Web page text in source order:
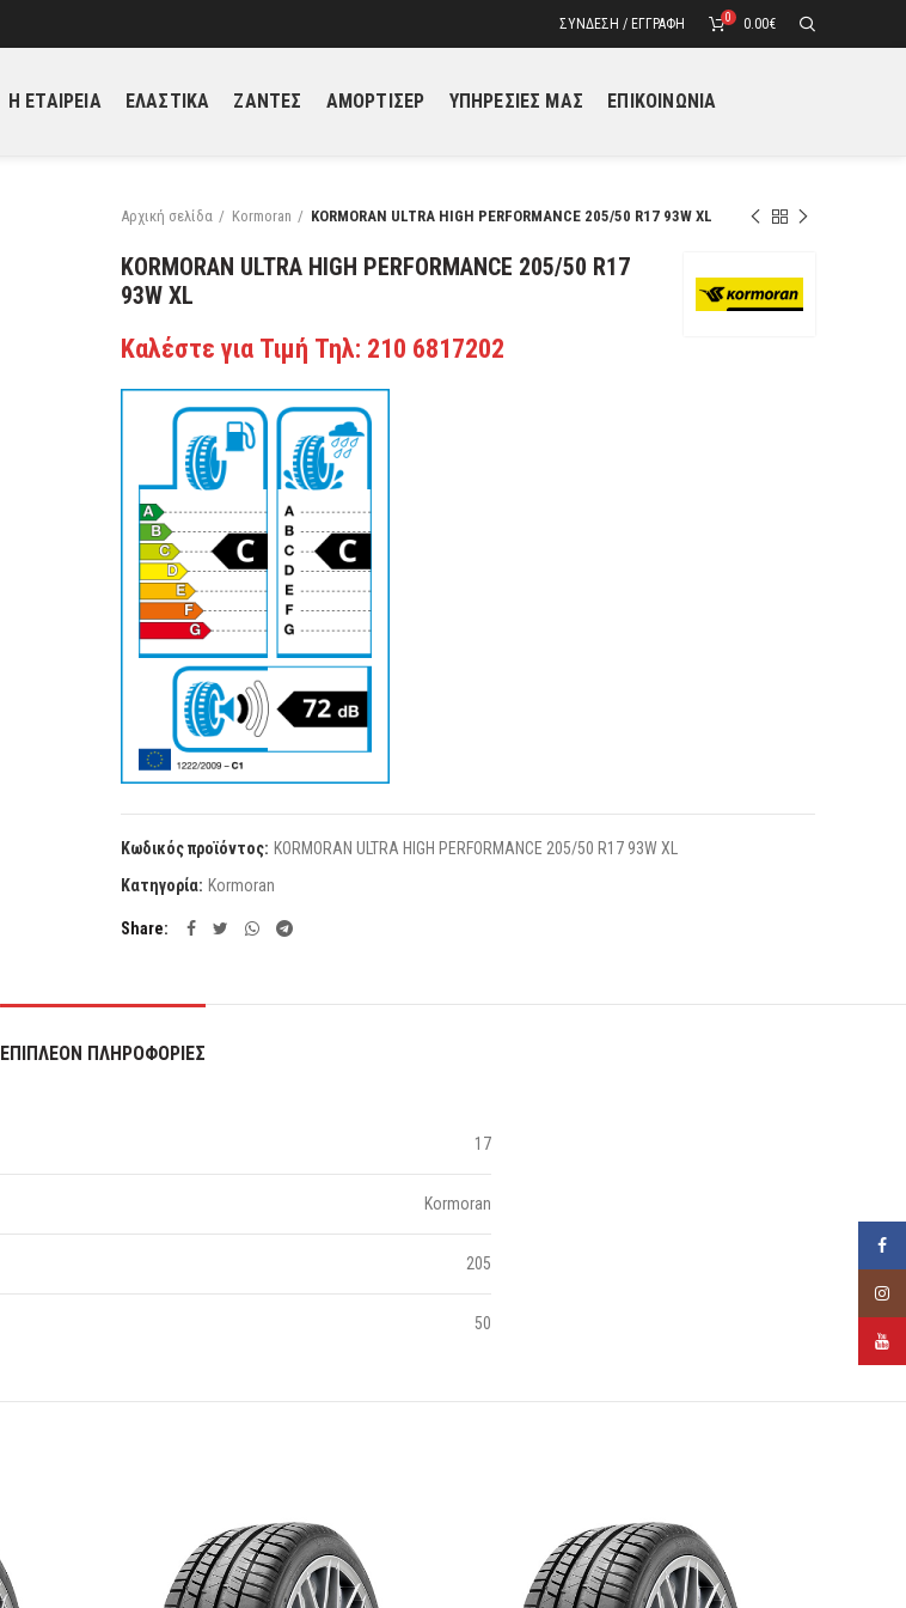
ΣΎΝΔΕΣΗ / ΕΓΓΡΑΦΉ 0 0.00€
H ΕΤΑΙΡΕΙΑ ΕΛΑΣΤΙΚΑ ΖΑΝΤΕΣ ΑΜΟΡΤΙΣΕΡ ΥΠΗΡΕΣΙΕΣ ΜΑΣ ΕΠΙΚΟΙΝΩΝΙΑ
Αρχική σελίδα Kormoran KORMORAN ULTRA HIGH PERFORMANCE 205/50 R17 93W XL
KORMORAN ULTRA HIGH PERFORMANCE 205/50 R17
93W XL
Καλέστε για Τιμή Τηλ: 210 6817202
Κωδικός προϊόντος: KORMORAN ULTRA HIGH PERFORMANCE 205/50 R17 93W XL
Κατηγορία: Kormoran
Share
ΕΠΙΠΛΈΟΝ ΠΛΗΡΟΦΟΡΊΕΣ
17
Kormoran
205
50